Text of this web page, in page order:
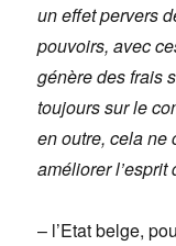
un effet pervers
pouvoirs, avec
génère des frais
toujours sur le
en outre, cela ne
améliorer
– l’Etat belge,